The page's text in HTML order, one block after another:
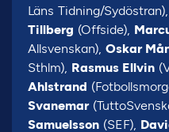
Läns Tidning/Sydöstran),
Tillberg (Offside),
Allsvenskan), Oskar
Sthlm), Rasmus Ellvin
Ahlstrand
Svanemar
Samuelsson (SEF),